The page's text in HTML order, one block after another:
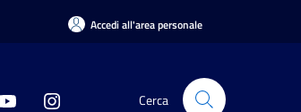
Accedi all'area personale
Cerca